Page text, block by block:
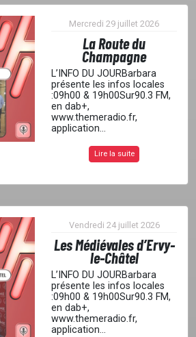
Mercredi 29 juillet 2026
La Route du
Champagne
L’INFO DU JOURBarbara
présente les infos locales
:09h00 & 19h00Sur90.3 FM,
en dab+,
www.themeradio.fr,
application...
Lire la suite
Vendredi 24 juillet 2026
Les Médiévales d’Ervy-
le-Châtel
L’INFO DU JOURBarbara
présente les infos locales
:09h00 & 19h00Sur90.3 FM,
en dab+,
www.themeradio.fr,
application...